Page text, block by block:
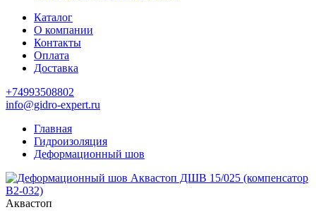
Каталог
О компании
Контакты
Оплата
Доставка
+74993508802
info@gidro-expert.ru
Главная
Гидроизоляция
Деформационный шов
Аквастоп